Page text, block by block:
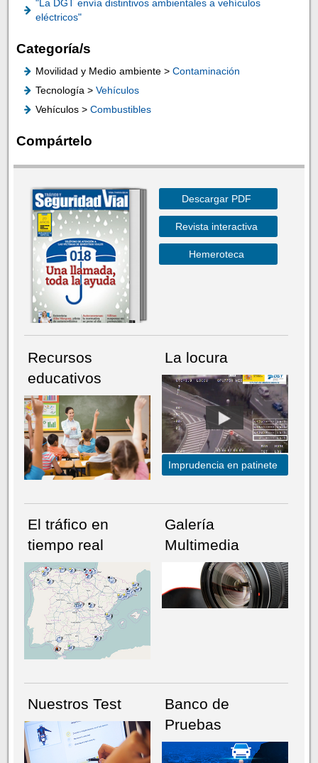
"La DGT envía distintivos ambientales a vehículos
eléctricos"
Categoría/s
Movilidad y Medio ambiente > Contaminación
Tecnología > Vehículos
Vehículos > Combustibles
Compártelo
NÚMERO ACTUALHEMEROTECA
Descargar PDF
Revista interactiva
Hemeroteca
Recursos
educativos
La locura
Imprudencia en patinete
El tráfico en
tiempo real
Galería
Multimedia
Nuestros Test
Banco de
Pruebas